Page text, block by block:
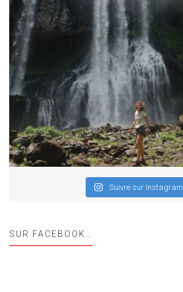
Suivre sur Instagram
SUR FACEBOOK…